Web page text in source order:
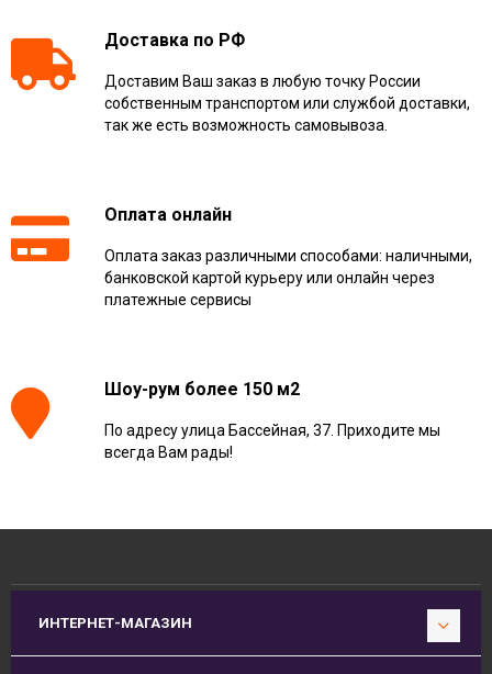
Доставка по РФ
Доставим Ваш заказ в любую точку России
собственным транспортом или службой доставки,
так же есть возможность самовывоза.
Оплата онлайн
Оплата заказ различными способами: наличными,
банковской картой курьеру или онлайн через
платежные сервисы
Шоу-рум более 150 м2
По адресу улица Бассейная, 37. Приходите мы
всегда Вам рады!
ИНТЕРНЕТ-МАГАЗИН